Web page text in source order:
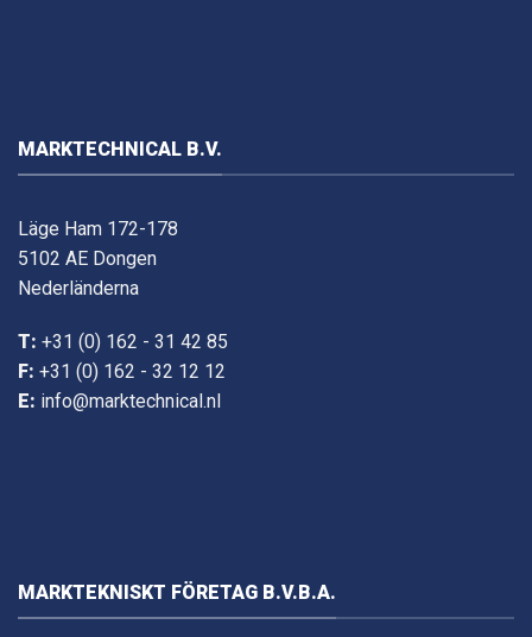
MARKTECHNICAL B.V.
Läge Ham 172-178
5102 AE Dongen
Nederländerna
T: +31 (0) 162 - 31 42 85
F: +31 (0) 162 - 32 12 12
E: info@marktechnical.nl
MARKTEKNISKT FÖRETAG B.V.B.A.